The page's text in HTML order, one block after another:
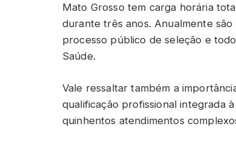
Mato Grosso tem carga horária
durante três anos. Anualmente
processo público de seleção e
Saúde.
Vale ressaltar também a
qualificação profissional integrada
quinhentos atendimentos